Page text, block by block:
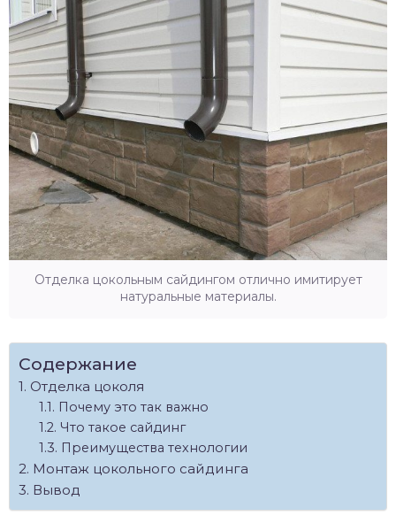
Отделка цокольным сайдингом отлично имитирует
натуральные материалы.
Содержание
Отделка цоколя
Почему это так важно
Что такое сайдинг
Преимущества технологии
Монтаж цокольного сайдинга
Вывод